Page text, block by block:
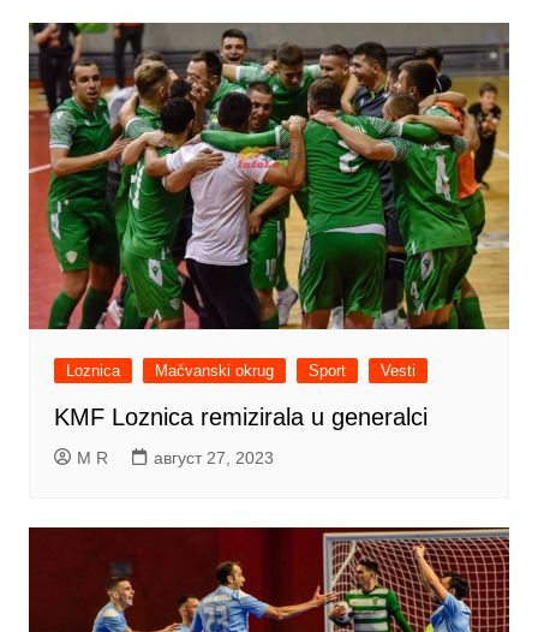
Loznica Mačvanski okrug Sport Vesti
KMF Loznica remizirala u generalci
M R август 27, 2023